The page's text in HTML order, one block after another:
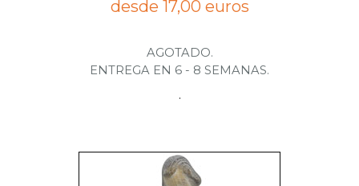
desde 17,00 euros
AGOTADO.
ENTREGA EN 6 - 8 SEMANAS.
.